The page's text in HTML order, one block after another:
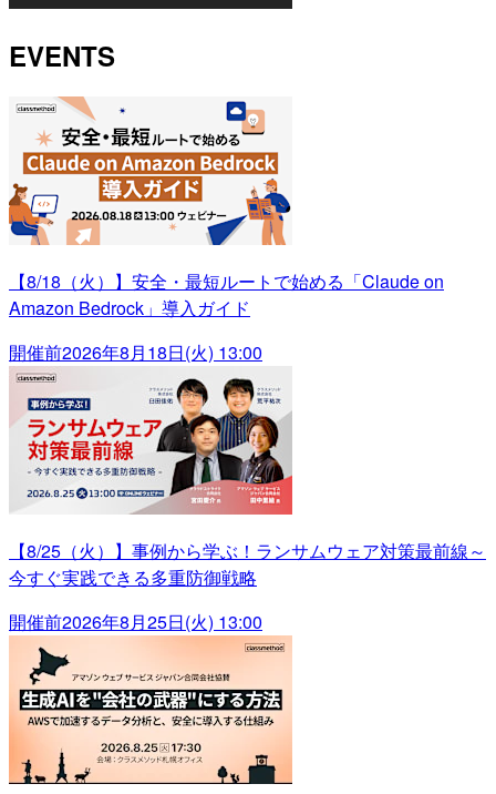
EVENTS
【8/18（火）】安全・最短ルートで始める「Claude on
Amazon Bedrock」導入ガイド
開催前2026年8月18日(火) 13:00
【8/25（火）】事例から学ぶ！ランサムウェア対策最前線～
今すぐ実践できる多重防御戦略
開催前2026年8月25日(火) 13:00